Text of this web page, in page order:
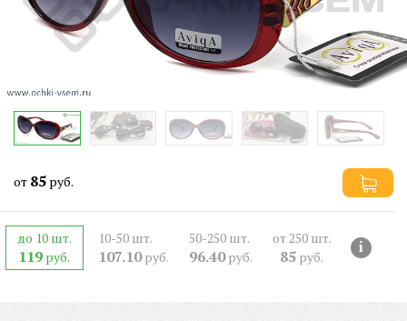
от 85 руб.
до 10 шт.
119 руб.
10-50 шт.
107.10руб.
50-250 шт.
96.40руб.
от 250 шт.
85 руб.
i